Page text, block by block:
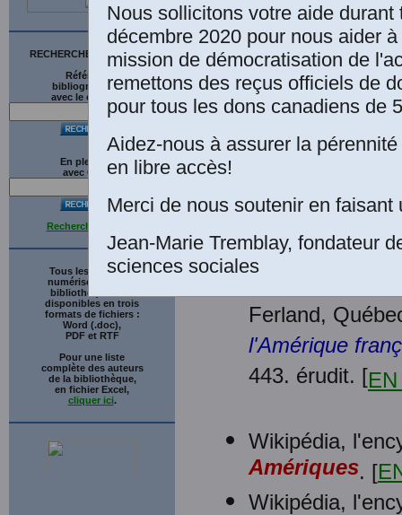
RECHERCHE SUR LE SITE
Références
bibliographiques
avec le catalogue
En plein texte
avec G gle
Recherche avancée
Tous les ouvrages
numérisés de cette
bibliothèque sont
disponibles en trois
formats de fichiers :
Word (.doc),
PDF et RTF
Pour une liste
complète des auteurs
de la bibliothèque,
en fichier Excel,
cliquer ici.
Paul-
Les
Une
Diane
musée
Pulperie,
Paul-Émile
Ferland,
l'Amérique
443. érudit. [
Wikipédia,
Amériques. [
Wikipédia,
Nous sollicitons votre aide durant
décembre 2020 pour nous aider
mission de démocratisation de
remettons des reçus officiels de
pour tous les dons canadiens de
Aidez-nous à assurer la
en libre accès!
Merci de nous soutenir en faisant
Jean-Marie Tremblay, fondateur
sciences sociales